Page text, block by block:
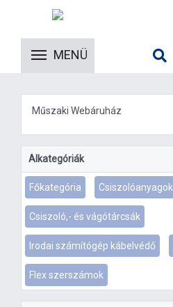
MENÜ
Műszaki Webáruház
Alkategóriák
Főkategória Csiszolóanyagok
Csiszoló,- és vágótárcsák
Irodai számítógép kábelvédő
Flex szerszámok